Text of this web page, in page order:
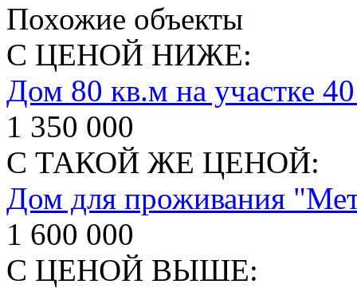
Похожие объекты
С ЦЕНОЙ НИЖЕ:
Дом 80 кв.м на участке
1 350 000
С ТАКОЙ ЖЕ ЦЕНОЙ:
Дом для проживания
1 600 000
С ЦЕНОЙ ВЫШЕ: